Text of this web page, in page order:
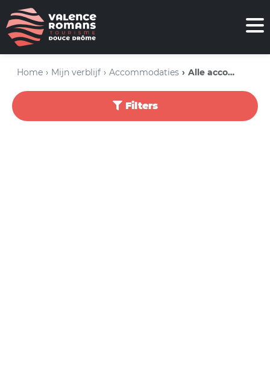
Home Mijn verblijf Accommodaties Alle accommodaties
Filters